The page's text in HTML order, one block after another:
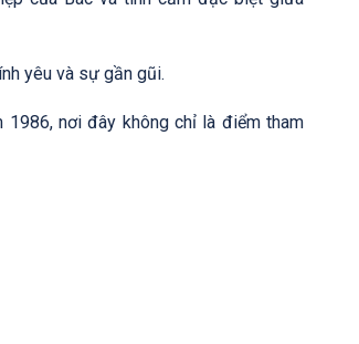
yêu và sự gần gũi.
nơi đây không chỉ là điểm tham